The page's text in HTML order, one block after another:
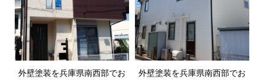
外壁塗装を兵庫県南西部でお
外壁塗装を兵庫県南西部でお